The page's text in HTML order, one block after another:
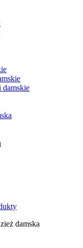
damskie
damska